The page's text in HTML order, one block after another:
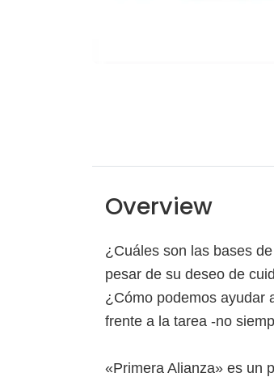
Overview
¿Cuáles son las bases
pesar de su deseo de
¿Cómo podemos ayudar
frente a la tarea -no
«Primera Alianza» es un